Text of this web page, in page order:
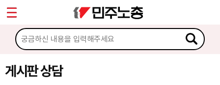
게시판 상담
마이페이지
소개
소식
Sketchbook5, 스케치북5